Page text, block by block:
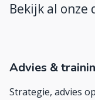
Bekijk al onze
Advies &
Strategie, advies